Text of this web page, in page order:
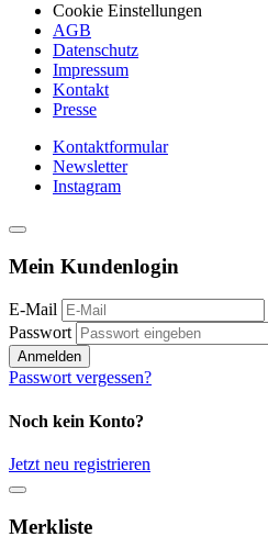
Cookie Einstellungen
AGB
Datenschutz
Impressum
Kontakt
Presse
Kontaktformular
Newsletter
Instagram
Mein Kundenlogin
E-Mail
Passwort
Anmelden
Passwort vergessen?
Noch kein Konto?
Jetzt neu registrieren
Merkliste